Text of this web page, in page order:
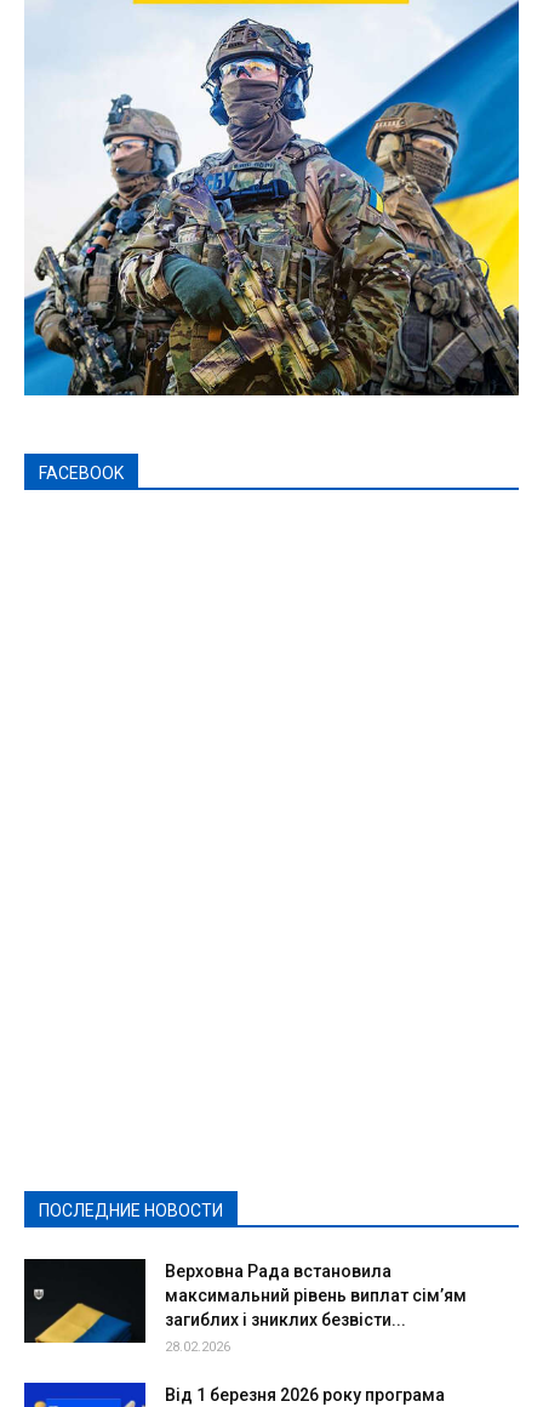
FACEBOOK
ПОСЛЕДНИЕ НОВОСТИ
Верховна Рада встановила
максимальний рівень виплат сім’ям
загиблих і зниклих безвісти...
28.02.2026
Від 1 березня 2026 року програма